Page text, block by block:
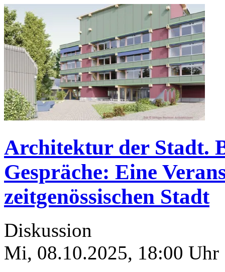
Architektur der Stadt.
Gespräche: Eine
zeitgenössischen Stadt
Diskussion
Mi, 08.10.2025, 18:00 Uhr